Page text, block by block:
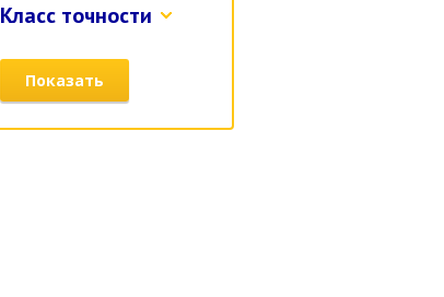
Класс точности
Показать